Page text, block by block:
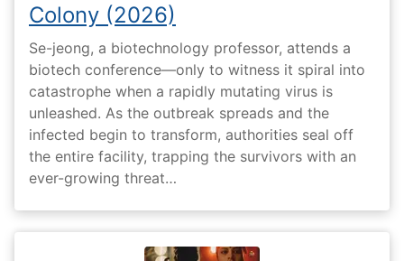
Colony (2026)
Se-jeong, a biotechnology professor, attends a
biotech conference—only to witness it spiral into
catastrophe when a rapidly mutating virus is
unleashed. As the outbreak spreads and the
infected begin to transform, authorities seal off
the entire facility, trapping the survivors with an
ever-growing threat…